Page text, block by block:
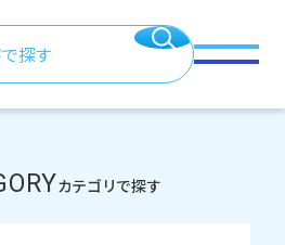
カテゴリで探す